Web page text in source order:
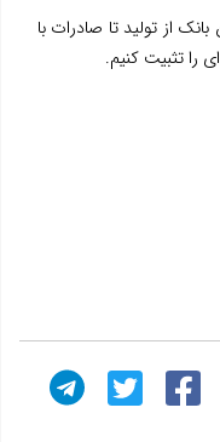
از تولید تا صادرات با
را تثبیت کنیم.